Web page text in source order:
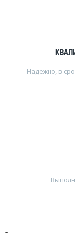
Надежно, в